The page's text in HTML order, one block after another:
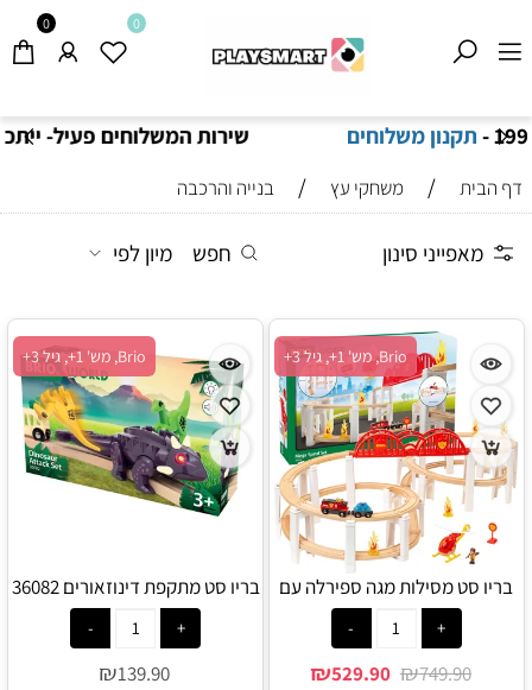
שירות המשלוחים פעיל- ייתכנו זמני אספקה ארוכים
0 0
דף הבית / משחקי עץ / בנייה והרכבה
מאפייני סינון חפש מיון לפי
Brio, מש' 1+, גיל 3+
בריו סט מסילות מגה ספירלה עם
רכבת ומסוק 36114 - Brio
₪749.90
₪529.90
Brio, מש' 1+, גיל 3+
בריו סט מתקפת דינוזאורים 36082
₪139.90